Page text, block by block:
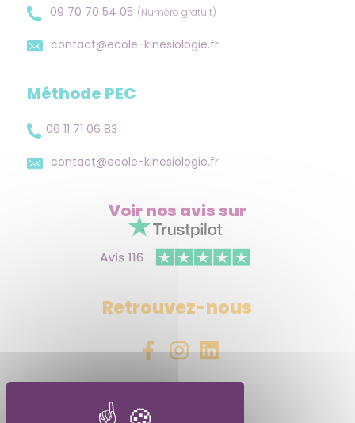
09 70 70 54 05 (Numéro gratuit)
contact@ecole-kinesiologie.fr
Méthode PEC
06 11 71 06 83
contact@ecole-kinesiologie.fr
Voir nos avissur
Retrouvez-nous